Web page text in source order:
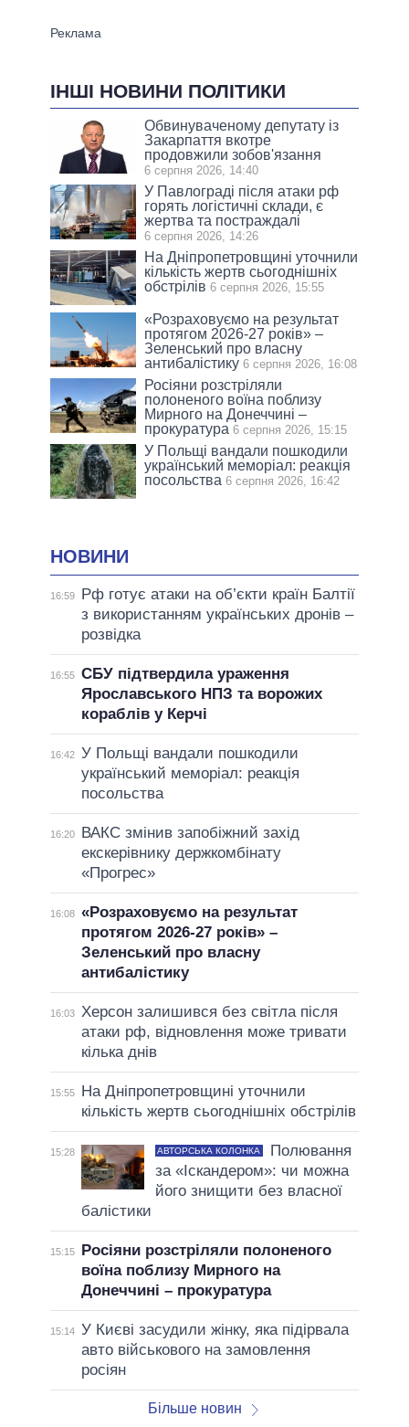
ІНШІ НОВИНИ ПОЛІТИКИ
Обвинуваченому депутату із
Закарпаття вкотре
продовжили зобов'язання
6 серпня 2026, 14:40
У Павлограді після атаки рф
горять логістичні склади, є
жертва та постраждалі
6 серпня 2026, 14:26
На Дніпропетровщині уточнили
кількість жертв сьогоднішніх
обстрілів 6 серпня 2026, 15:55
«Розраховуємо на результат
протягом 2026-27 років» –
Зеленський про власну
антибалістику 6 серпня 2026, 16:08
Росіяни розстріляли
полоненого воїна поблизу
Мирного на Донеччині –
прокуратура 6 серпня 2026, 15:15
У Польщі вандали пошкодили
український меморіал: реакція
посольства 6 серпня 2026, 16:42
НОВИНИ
16:59
Рф готує атаки на об’єкти країн Балтії
з використанням українських дронів –
розвідка
16:55 СБУ підтвердила ураження
Ярославського НПЗ та ворожих
кораблів у Керчі
16:42 У Польщі вандали пошкодили
український меморіал: реакція
посольства
16:20
ВАКС змінив запобіжний захід
екскерівнику держкомбінату
«Прогрес»
16:08 «Розраховуємо на результат
протягом 2026-27 років» –
Зеленський про власну
антибалістику
16:03 Херсон залишився без світла після
атаки рф, відновлення може тривати
кілька днів
15:55
На Дніпропетровщині уточнили
кількість жертв сьогоднішніх обстрілів
15:28 АВТОРСЬКА КОЛОНКА
Полювання
за «Іскандером»: чи можна
його знищити без власної
балістики
15:15
Росіяни розстріляли полоненого
воїна поблизу Мирного на
Донеччині – прокуратура
15:14 У Києві засудили жінку, яка підірвала
авто військового на замовлення
росіян
Більше новин